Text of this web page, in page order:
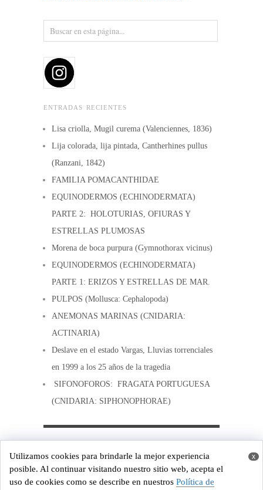
ENTRADAS RECIENTES
Lisa criolla, Mugil curema (Valenciennes, 1836)
Lija colorada, lija pintada, Cantherhines pullus
(Ranzani, 1842)
FAMILIA POMACANTHIDAE
EQUINODERMOS (ECHINODERMATA)
PARTE 2: HOLOTURIAS, OFIURAS Y
ESTRELLAS PLUMOSAS
Morena de boca purpura (Gymnothorax vicinus)
EQUINODERMOS (ECHINODERMATA)
PARTE 1: ERIZOS Y ESTRELLAS DE MAR.
PULPOS (Mollusca: Cephalopoda)
ANEMONAS MARINAS (CNIDARIA:
ACTINARIA)
Deslave en el estado Vargas, Lluvias torrenciales
en 1999 a los 25 años de la tragedia
SIFONOFOROS: FRAGATA PORTUGUESA
(CNIDARIA: SIPHONOPHORAE)
WordPress
x
Utilizamos cookies para brindarle la mejor experiencia
posible. Al continuar visitando nuestro sitio web, acepta el
uso de cookies como se describe en nuestros Política de